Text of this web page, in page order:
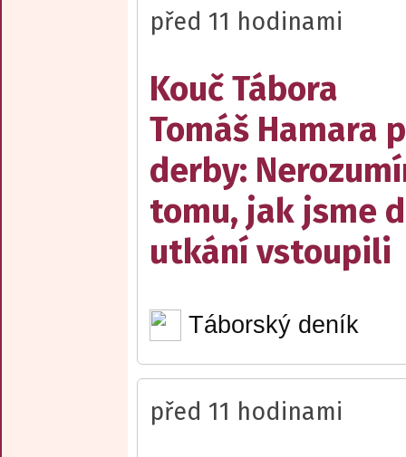
před 11 hodinami
Kouč Tábora
Tomáš Hamara
derby:
tomu, jak jsme
utkání vstoupili
Táborský deník
před 11 hodinami